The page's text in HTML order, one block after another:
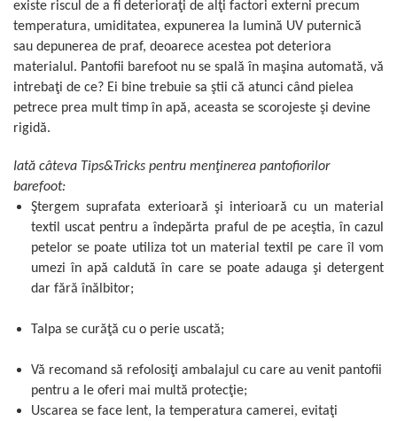
existe riscul de a fi deterioraţi de alţi factori externi precum
temperatura, umiditatea, expunerea la lumină UV puternică
sau depunerea de praf, deoarece acestea pot deteriora
materialul. Pantofii barefoot nu se spală în maşina automată, vă
intrebaţi de ce? Ei bine trebuie sa ştii că atunci când pielea
petrece prea mult timp în apă, aceasta se scorojeste şi devine
rigidă.
Iată câteva Tips&Tricks pentru menţinerea pantofiorilor
barefoot:
Ştergem suprafata exterioară şi interioară cu un material
textil uscat pentru a îndepărta praful de pe aceştia, în cazul
petelor se poate utiliza tot un material textil pe care îl vom
umezi în apă caldută în care se poate adauga şi detergent
dar fără înălbitor;
Talpa se curăţă cu o perie uscată;
Vă recomand să refolosiţi ambalajul cu care au venit pantofii
pentru a le oferi mai multă protecţie;
Uscarea se face lent, la temperatura camerei, evitaţi